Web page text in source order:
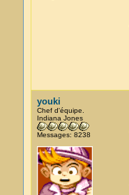
youki
Chef d'équipe.
Indiana Jones
Messages: 8238